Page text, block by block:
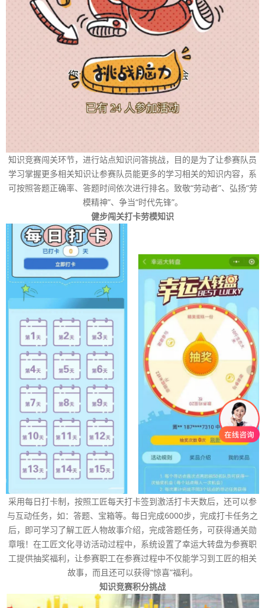
知识竞赛闯关环节，进行站点知识问答挑战，目的是为了让参赛队员
学习掌握更多相关知识让参赛队员能更多的学习相关的知识内容，系
可按照答题正确率、答题时间依次进行排名。致敬“劳动者”、弘扬“劳
模精神”、争当“时代先锋”。
健步闯关打卡劳模知识
采用每日打卡制，按照工匠每天打卡签到激活打卡天数后，还可以参
与互动任务，如：答题、宝箱等。每日完成6000步，完成打卡任务之
后，即可学习了解工匠人物故事介绍，完成答题任务，可获得通关勋
章哦！在工匠文化寻访活动过程中，系统设置了幸运大转盘为参赛职
工提供抽奖福利，让参赛职工在参赛过程中不仅能学习到工匠的相关
故事，而且还可以获得“惊喜”福利。
知识竞赛积分挑战